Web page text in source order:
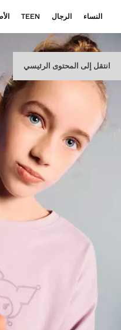
انتقل إلى المحتوى الرئيسي
النساء الرجال TEEN